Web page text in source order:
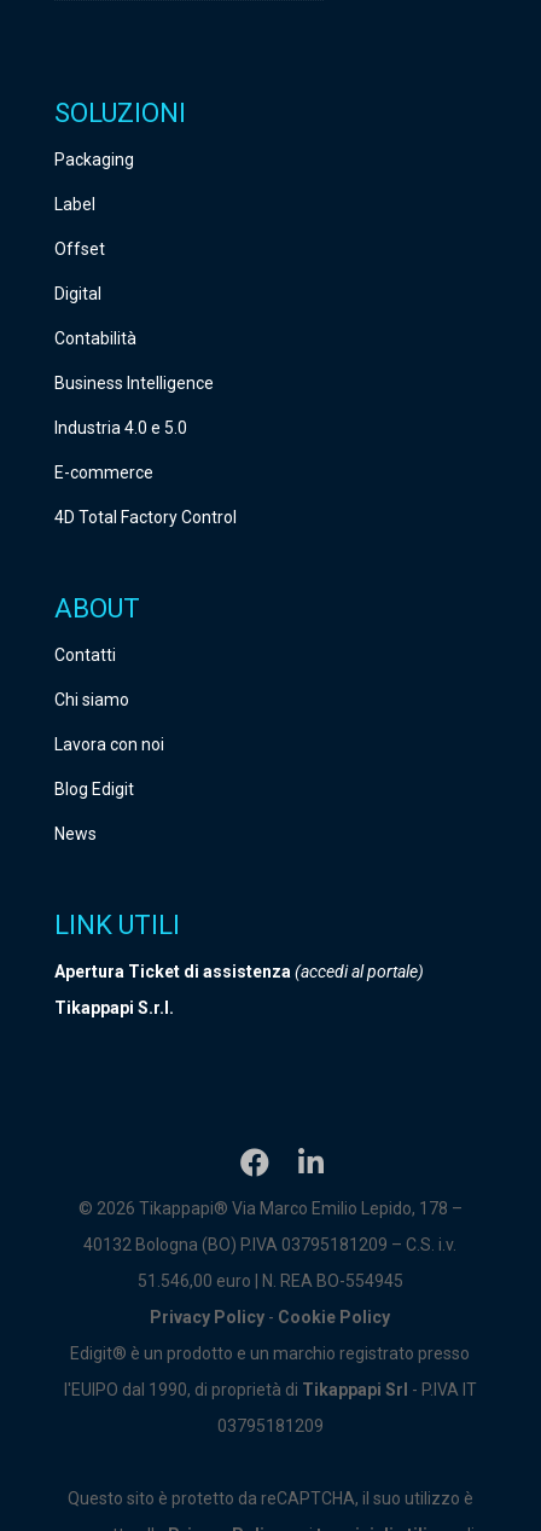
SOLUZIONI
Packaging
Label
Offset
Digital
Contabilità
Business Intelligence
Industria 4.0 e 5.0
E-commerce
4D Total Factory Control
ABOUT
Contatti
Chi siamo
Lavora con noi
Blog Edigit
News
LINK UTILI
Apertura Ticket di assistenza (accedi al portale)
Tikappapi S.r.l.
© 2026 Tikappapi® Via Marco Emilio Lepido, 178 –
40132 Bologna (BO) P.IVA 03795181209 – C.S. i.v.
51.546,00 euro | N. REA BO-554945
Privacy Policy - Cookie Policy
Edigit® è un prodotto e un marchio registrato presso
l'EUIPO dal 1990, di proprietà di Tikappapi Srl - P.IVA IT
03795181209
Questo sito è protetto da reCAPTCHA, il suo utilizzo è